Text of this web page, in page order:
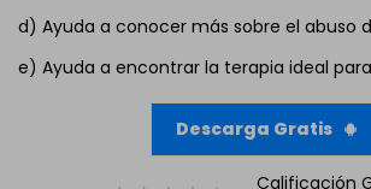
d) Ayuda a conocer más sobre el abuso
e) Ayuda a encontrar la terapia ideal
Descarga Gratis
Calificación